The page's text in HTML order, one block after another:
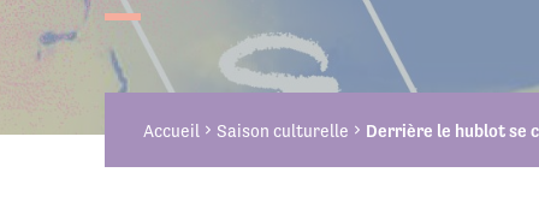
Équipe
Action
Regards
Accueil Saison culturelle Derrière le hublot se